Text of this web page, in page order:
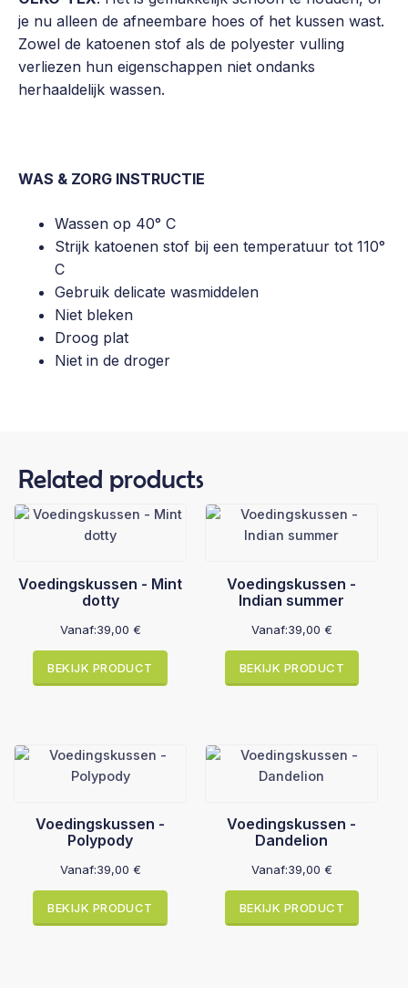
je nu alleen de afneembare hoes of het kussen wast.
Zowel de katoenen stof als de polyester vulling
verliezen hun eigenschappen niet ondanks
herhaaldelijk wassen.
WAS & ZORG INSTRUCTIE
Wassen op 40° C
Strijk katoenen stof bij een temperatuur tot 110°
C
Gebruik delicate wasmiddelen
Niet bleken
Droog plat
Niet in de droger
Related products
Voedingskussen - Mint
dotty
Vanaf:39,00 €
BEKIJK PRODUCT
Voedingskussen -
Indian summer
Vanaf:39,00 €
BEKIJK PRODUCT
Voedingskussen -
Polypody
Vanaf:39,00 €
BEKIJK PRODUCT
Voedingskussen -
Dandelion
Vanaf:39,00 €
BEKIJK PRODUCT